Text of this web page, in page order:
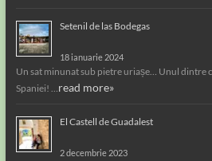
Setenil de las Bodegas
18 ianuarie 2024
Un sat minunat sub pietre uriașe… Unul dintre
Spaniei! …read more»
El Castell de Guadalest
2 decembrie 2023